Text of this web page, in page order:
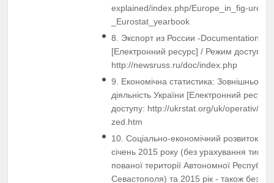
explained/index.php/Europe_in_fig-ures_-
_Eurostat_yearbook
8. Экспорт из России -Documentation -
[Електронний ресурс] / Режим доступу:
http://newsruss.ru/doc/index.php
9. Економічна статистика:
діяльність України [Електронний
доступу: http://ukrstat.org/uk/operativ/
zed.htm
10. Соціально-економічний розвиток
січень 2015 року (без урахування
пованої території Автономної
Севастополя) та 2015 рік - також без